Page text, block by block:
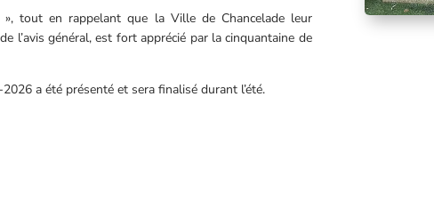
tout en rappelant que la Ville de Chancelade leur
l’avis général, est fort apprécié par la cinquantaine de
a été présenté et sera finalisé durant l’été.